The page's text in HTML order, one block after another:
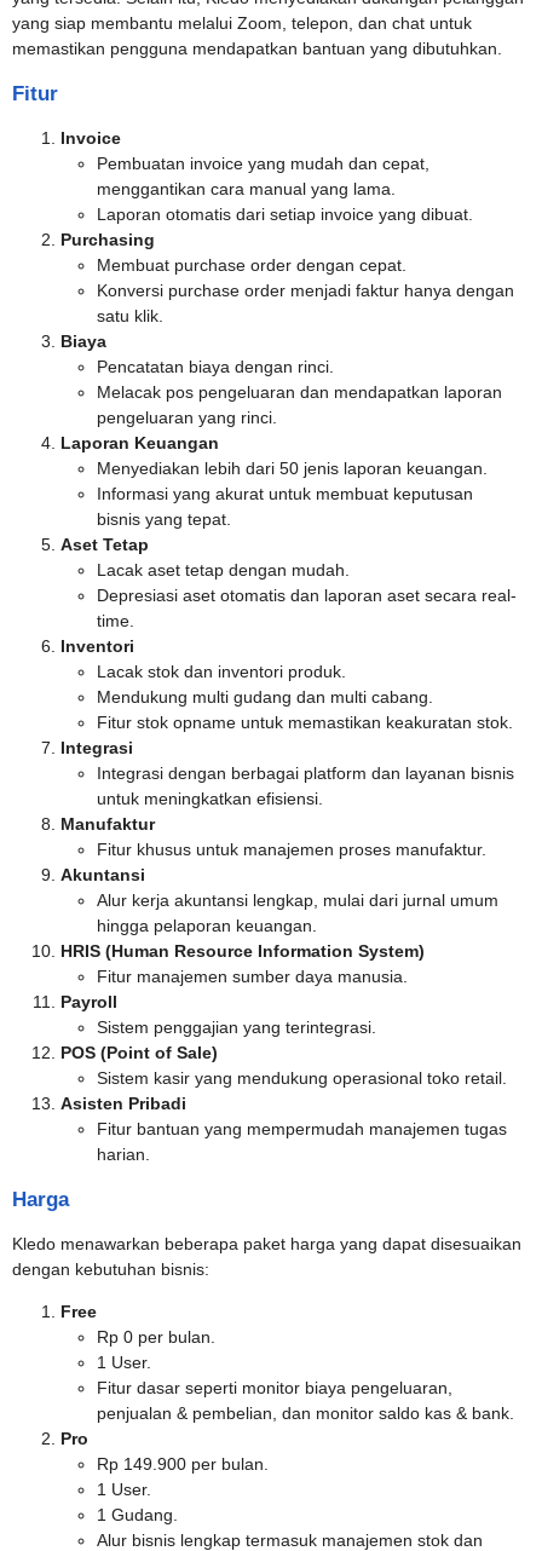
yang siap membantu melalui Zoom, telepon, dan chat untuk
memastikan pengguna mendapatkan bantuan yang dibutuhkan.
Fitur
Invoice
Pembuatan invoice yang mudah dan cepat,
menggantikan cara manual yang lama.
Laporan otomatis dari setiap invoice yang dibuat.
Purchasing
Membuat purchase order dengan cepat.
Konversi purchase order menjadi faktur hanya dengan
satu klik.
Biaya
Pencatatan biaya dengan rinci.
Melacak pos pengeluaran dan mendapatkan laporan
pengeluaran yang rinci.
Laporan Keuangan
Menyediakan lebih dari 50 jenis laporan keuangan.
Informasi yang akurat untuk membuat keputusan
bisnis yang tepat.
Aset Tetap
Lacak aset tetap dengan mudah.
Depresiasi aset otomatis dan laporan aset secara real-
time.
Inventori
Lacak stok dan inventori produk.
Mendukung multi gudang dan multi cabang.
Fitur stok opname untuk memastikan keakuratan stok.
Integrasi
Integrasi dengan berbagai platform dan layanan bisnis
untuk meningkatkan efisiensi.
Manufaktur
Fitur khusus untuk manajemen proses manufaktur.
Akuntansi
Alur kerja akuntansi lengkap, mulai dari jurnal umum
hingga pelaporan keuangan.
HRIS (Human Resource Information System)
Fitur manajemen sumber daya manusia.
Payroll
Sistem penggajian yang terintegrasi.
POS (Point of Sale)
Sistem kasir yang mendukung operasional toko retail.
Asisten Pribadi
Fitur bantuan yang mempermudah manajemen tugas
harian.
Harga
Kledo menawarkan beberapa paket harga yang dapat disesuaikan
dengan kebutuhan bisnis:
Free
Rp 0 per bulan.
1 User.
Fitur dasar seperti monitor biaya pengeluaran,
penjualan & pembelian, dan monitor saldo kas & bank.
Pro
Rp 149.900 per bulan.
1 User.
1 Gudang.
Alur bisnis lengkap termasuk manajemen stok dan